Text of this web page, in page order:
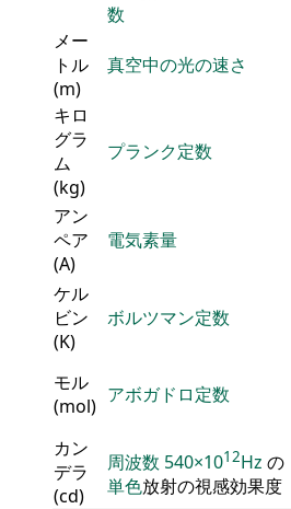
数
メー
トル
(m)
真空中の光の速さ
キロ
グラ
ム
(kg)
プランク定数
アン
ペア
(A)
電気素量
ケル
ビン
(K)
ボルツマン定数
モル
(mol) アボガドロ定数
カン
デラ
(cd)
周波数 540×1012Hz の
単色放射の視感効果度